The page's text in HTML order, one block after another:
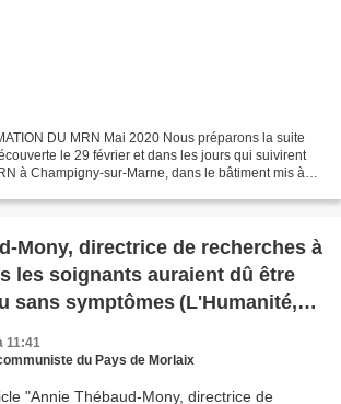
DU MRN Mai 2020 Nous préparons la suite
le 29 février et dans les jours qui suivirent
à Champigny-sur-Marne, dans le bâtiment mis à
Mony, directrice de recherches à
les soignants auraient dû être
sans symptômes (L'Humanité,
11:41
du Pays de Morlaix